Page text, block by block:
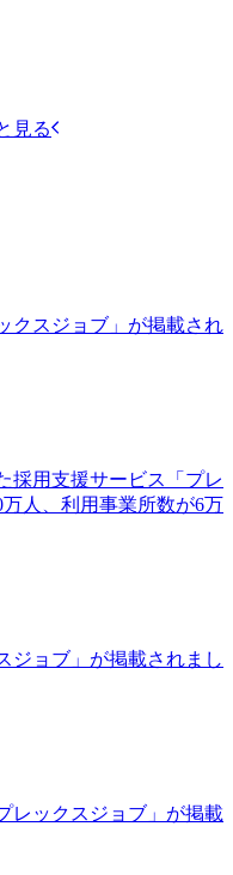
見る
クスジョブ」が掲載され
採用支援サービス「プレ
人、利用事業所数が6万
ジョブ」が掲載されまし
レックスジョブ」が掲載